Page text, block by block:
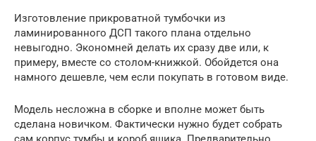
Изготовление прикроватной тумбочки из
ламинированного ДСП такого плана отдельно
невыгодно. Экономней делать их сразу две или, к
примеру, вместе со столом-книжкой. Обойдется она
намного дешевле, чем если покупать в готовом виде.
Модель несложна в сборке и вполне может быть
сделана новичком. Фактически нужно будет собрать